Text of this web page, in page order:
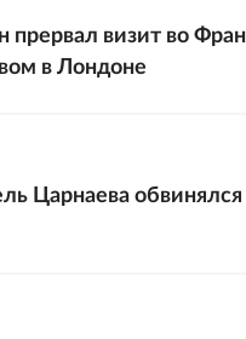
прервал визит во
в Лондоне
Царнаева